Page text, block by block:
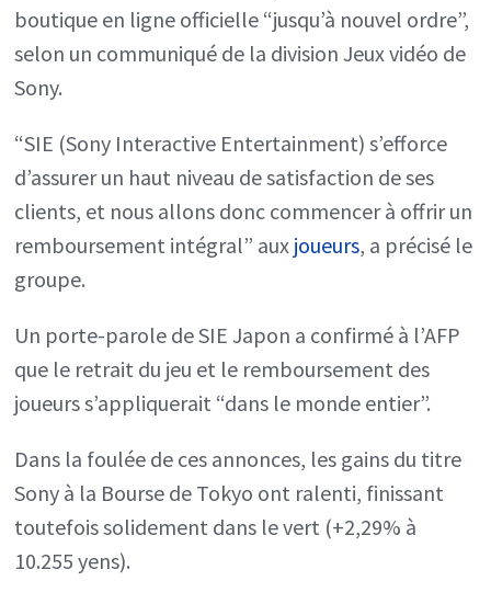
boutique en ligne officielle “jusqu’à nouvel ordre”,
selon un communiqué de la division Jeux vidéo de
Sony.
“SIE (Sony Interactive Entertainment) s’efforce
d’assurer un haut niveau de satisfaction de ses
clients, et nous allons donc commencer à offrir un
remboursement intégral” aux joueurs, a précisé le
groupe.
Un porte-parole de SIE Japon a confirmé à l’AFP
que le retrait du jeu et le remboursement des
joueurs s’appliquerait “dans le monde entier”.
Dans la foulée de ces annonces, les gains du titre
Sony à la Bourse de Tokyo ont ralenti, finissant
toutefois solidement dans le vert (+2,29% à
10.255 yens).